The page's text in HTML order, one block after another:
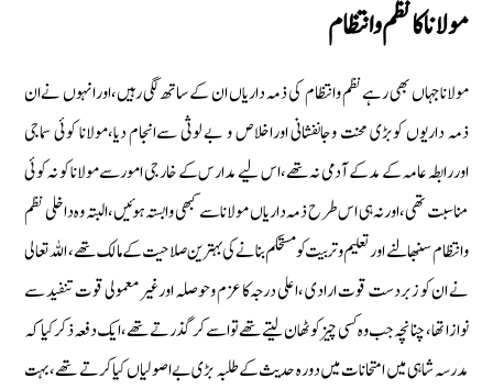
مولانا كا نظم وانتظام
مولاناجہاں بھی رہےنظم وانتظام كی ذمہ داریاں ان كے ساتھ لگی رہیں‏،اورانہوں نےان
ذمہ داریوں كوبڑی محنت وجانفشانی اوراخلاص و بے لوثی سےانجام دیا‏،مولانا كوئی سماجی
اوررابطہ عامہ كے مد كے آدمی نہ تھے‏،اس لیے مدارس كے خارجی امور سےمولانا كو نہ كوئی
مناسبت تھی‏،اورنہ ہی اس طرح ذمہ داریاں مولانا سے كبھی وابستہ ہوئیں‏،البتہ وہ داخلی نظم
وانتظام سنبھالنے اور تعلیم وتربیت كو مستحكم بنانے كی بہترین صلاحیت كے مالك تھے‏، اللہ تعالی
نے ان كو زبردست قوت ارادی ‏،اعلی درجہ كا عزم وحوصلہ اورغیر معمولی قوت تنفید سے
نوازا تھا‏، چنانچہ جب وہ كسی چیز كوٹھان لیتے تھے تواسے كر گذرتے تھے‏‏‏،ایك دفعہ ذكر كیا كہ
مدرسہ شاہی میں امتحانات میں دورہ حدیث كے طلبہ بڑی بے اصولیاں كیا كرتے تھے‏،بہت